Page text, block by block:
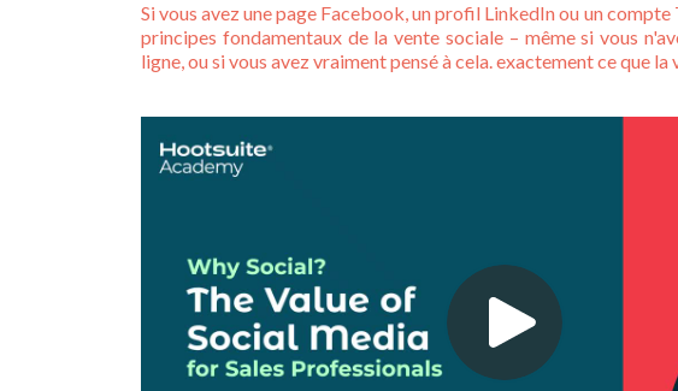
Si vous avez une page Facebook, un profil LinkedIn ou un
principes fondamentaux de la vente sociale – même si vous
ligne, ou si vous avez vraiment pensé à cela. exactement ce que